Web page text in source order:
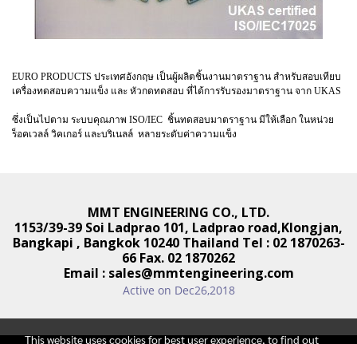
EURO PRODUCTS ประเทศอังกฤษ เป็นผู้ผลิตชิ้นงานมาตราฐาน สำหรับสอบเทียบ
เครื่องทดสอบความแข็ง และ หัวกดทดสอบ ที่ได้การรับรองมาตราฐาน จาก UKAS
ซึ่งเป็นไปตาม ระบบคุณภาพ ISO/IEC ชิ้นทดสอบมาตราฐาน มีให้เลือก ในหน่วย
ร็อคเวลล์ วิคเกอร์ และบริเนลล์ หลายระดับค่าความแข็ง
MMT ENGINEERING CO., LTD.
1153/39-39 Soi Ladprao 101, Ladprao road,Klongjan,
Bangkapi , Bangkok 10240 Thailand Tel : 02 1870263-
66 Fax. 02 1870262
Email : sales@mmtengineering.com
Active on Dec26,2018
This website uses cookies for best user experience, to find out